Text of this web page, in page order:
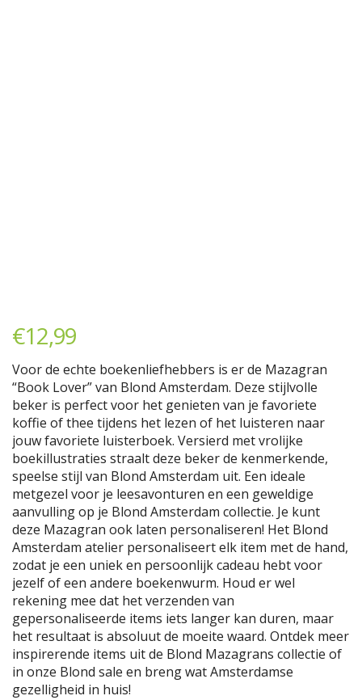
€12,99
Voor de echte boekenliefhebbers is er de Mazagran
“Book Lover” van Blond Amsterdam. Deze stijlvolle
beker is perfect voor het genieten van je favoriete
koffie of thee tijdens het lezen of het luisteren naar
jouw favoriete luisterboek. Versierd met vrolijke
boekillustraties straalt deze beker de kenmerkende,
speelse stijl van Blond Amsterdam uit. Een ideale
metgezel voor je leesavonturen en een geweldige
aanvulling op je Blond Amsterdam collectie. Je kunt
deze Mazagran ook laten personaliseren! Het Blond
Amsterdam atelier personaliseert elk item met de hand,
zodat je een uniek en persoonlijk cadeau hebt voor
jezelf of een andere boekenwurm. Houd er wel
rekening mee dat het verzenden van
gepersonaliseerde items iets langer kan duren, maar
het resultaat is absoluut de moeite waard. Ontdek meer
inspirerende items uit de Blond Mazagrans collectie of
in onze Blond sale en breng wat Amsterdamse
gezelligheid in huis!